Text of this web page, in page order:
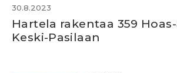
30.8.2023
Hartela rakentaa 359
Keski-Pasilaan